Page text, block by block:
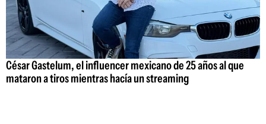
César Gastelum, el influencer mexicano de 25 años al que
mataron a tiros mientras hacía un streaming